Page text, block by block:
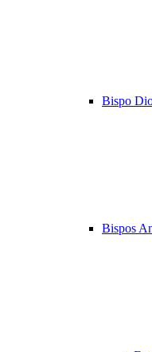
Bispo
Bispos